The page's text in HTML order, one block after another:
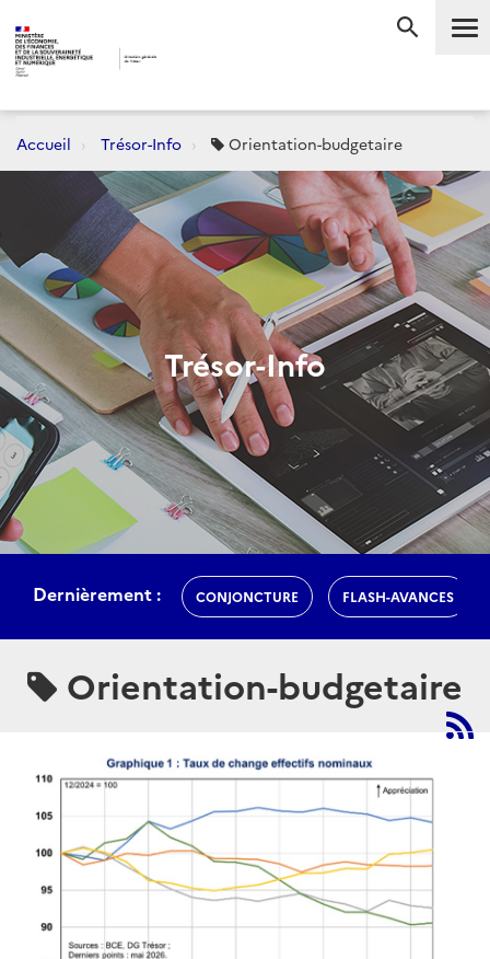
Accueil Trésor-Info Orientation-budgetaire
Trésor-Info
Dernièrement : CONJONCTURE FLASH-AVANCES
Orientation-budgetaire